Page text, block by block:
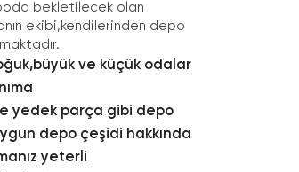
bekletilecek olan
ekibi,kendilerinden depo
ve küçük odalar
yedek parça gibi depo
depo çeşidi hakkında
yeterli